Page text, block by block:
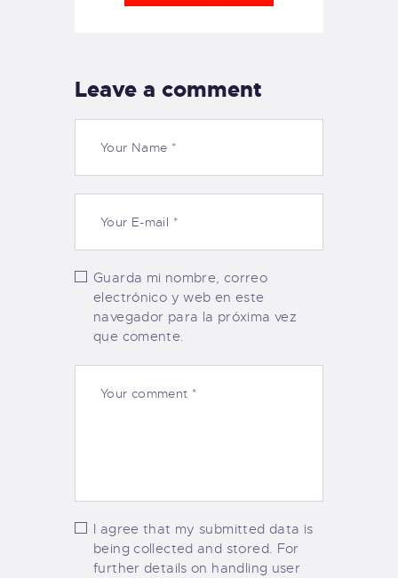
Leave a comment
Guarda mi nombre, correo
electrónico y web en este
navegador para la próxima vez
que comente.
I agree that my submitted data is
being collected and stored. For
further details on handling user